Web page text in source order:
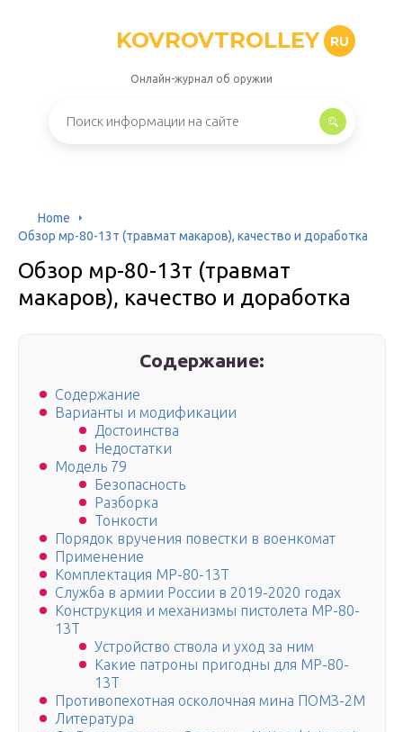
KOVROVTROLLEY RU
Онлайн-журнал об оружии
Home
Обзор мр-80-13т (травмат макаров), качество и доработка
Обзор мр-80-13т (травмат
макаров), качество и доработка
Содержание:
Содержание
Варианты и модификации
Достоинства
Недостатки
Модель 79
Безопасность
Разборка
Тонкости
Порядок вручения повестки в военкомат
Применение
Комплектация МР-80-13Т
Служба в армии России в 2019-2020 годах
Конструкция и механизмы пистолета МР-80-
13Т
Устройство ствола и уход за ним
Какие патроны пригодны для МР-80-
13Т
Противопехотная осколочная мина ПОМЗ-2М
Литература